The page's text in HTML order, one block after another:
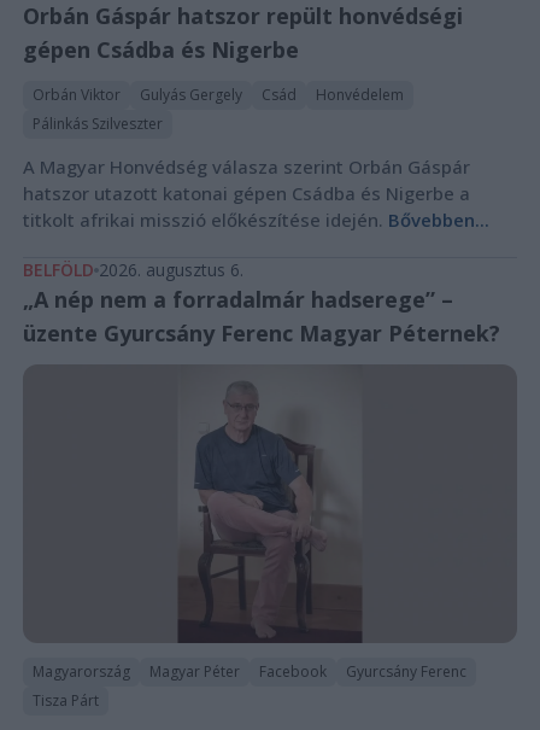
Orbán Gáspár hatszor repült honvédségi
gépen Csádba és Nigerbe
Orbán Viktor Gulyás Gergely Csád
Honvédelem
Pálinkás Szilveszter
A Magyar Honvédség válasza szerint Orbán Gáspár
hatszor utazott katonai gépen Csádba és Nigerbe a
titkolt afrikai misszió előkészítése idején. Bővebben...
BELFÖLD 2026. augusztus 6.
„A nép nem a forradalmár hadserege” –
üzente Gyurcsány Ferenc Magyar Péternek?
Magyarország Magyar Péter Facebook
Gyurcsány Ferenc
Tisza Párt